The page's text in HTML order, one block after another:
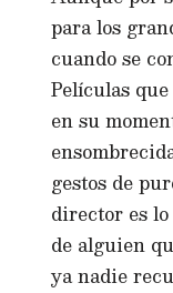
para los
cuando se
Películas
en su
gestos de
director es
de alguien
ya nadie